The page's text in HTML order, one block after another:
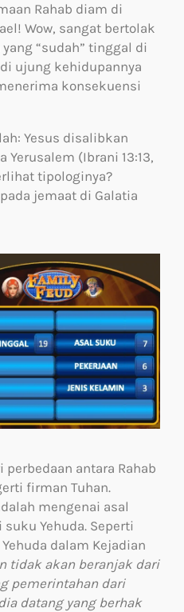
Rahab diam di
Wow, sangat bertolak
“sudah” tinggal di
ujung kehidupannya
konsekuensi
Yesus disalibkan
(Ibrani 13:13,
tipologinya?
jemaat di Galatia
antara Rahab
firman Tuhan.
mengenai asal
Yehuda. Seperti
dalam Kejadian
tidak akan beranjak dari
pemerintahan dari
datang yang berhak